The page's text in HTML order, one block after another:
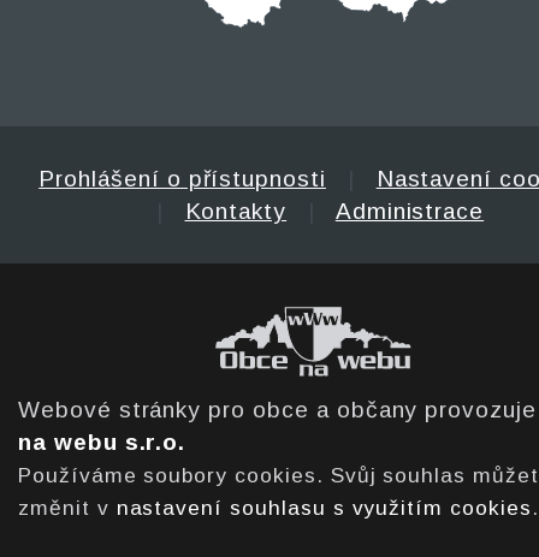
Prohlášení o přístupnosti
Nastavení
Kontakty Administrace
Webové stránky pro obce a občany
na webu s.r.o.
Používáme soubory cookies. Svůj souhlas
změnit v nastavení souhlasu s využitím cookies .